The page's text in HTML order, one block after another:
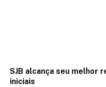
SJB alcança seu melhor
iniciais